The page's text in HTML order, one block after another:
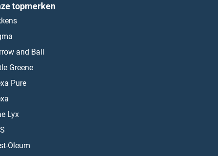
topmerken
and Ball
Greene
Pure
Lyx
Oleum